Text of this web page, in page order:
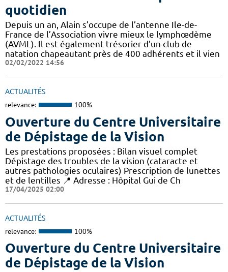
quotidien
Depuis un an, Alain s’occupe de l’antenne Ile-de-
France de l’Association vivre mieux le lymphœdème
(AVML). Il est également trésorier d’un club de
natation chapeautant près de 400 adhérents et il vien
02/02/2022 14:56
ACTUALITÉS
relevance: 100%
Ouverture du Centre Universitaire
de Dépistage de la Vision
Les prestations proposées : Bilan visuel complet
Dépistage des troubles de la vision (cataracte et
autres pathologies oculaires) Prescription de lunettes
et de lentilles 📍 Adresse : Hôpital Gui de Ch
17/04/2025 02:00
ACTUALITÉS
relevance: 100%
Ouverture du Centre Universitaire
de Dépistage de la Vision